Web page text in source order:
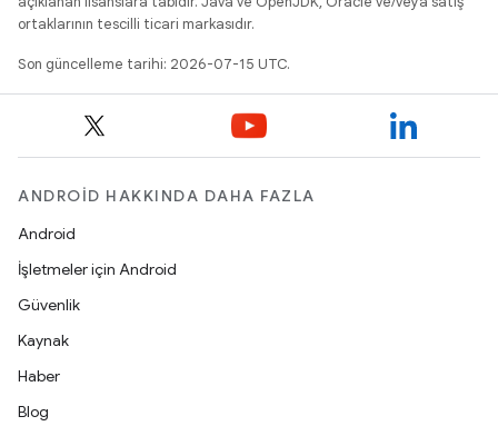
ortaklarının tescilli ticari markasıdır.
Son güncelleme tarihi: 2026-07-15 UTC.
ANDROID HAKKINDA DAHA FAZLA
Android
İşletmeler için Android
Güvenlik
Kaynak
Haber
Blog